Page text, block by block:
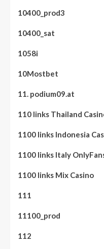
10400_prod3
10400_sat
1058i
10Mostbet
11. podium09.at
110 links Thailand
1100 links Indonesia
1100 links Italy
1100 links Mix Casino
111
11100_prod
112